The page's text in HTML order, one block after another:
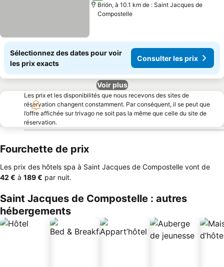
Brión, à 10.1 km de : Saint Jacques de
Compostelle
Sélectionnez des dates pour voir
les prix exacts
Consulter les prix
Voir plus
Les prix et les disponibilités que nous recevons des sites de
réservation changent constamment. Par conséquent, il se peut que
l’offre affichée sur trivago ne soit pas la même que celle du site de
réservation.
Fourchette de prix
Les prix des hôtels spa à Saint Jacques de Compostelle vont de
‎42 € à ‎189 € par nuit.
Saint Jacques de Compostelle : autres
hébergements